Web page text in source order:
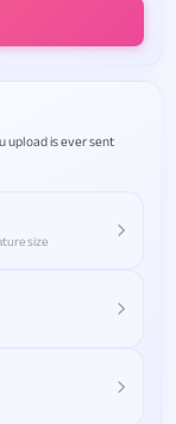
is ever sent
size